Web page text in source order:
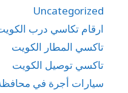
Uncategorized
ارقام تكاسي درب
تاكسي المطار الكويت
تاكسي توصيل الكويت
سيارات أجرة في محافظة